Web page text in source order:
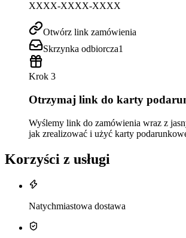
XXXX-XXXX-XXXX
Otwórz link zamówienia
Skrzynka odbiorcza1
Krok 3
Otrzymaj link do karty
Wyślemy link do zamówienia wraz z
jak zrealizować i użyć karty
Korzyści z usługi
Natychmiastowa dostawa